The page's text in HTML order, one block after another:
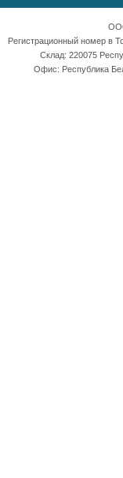
Регистрационный номер в
Склад: 220075
Офис: Республика